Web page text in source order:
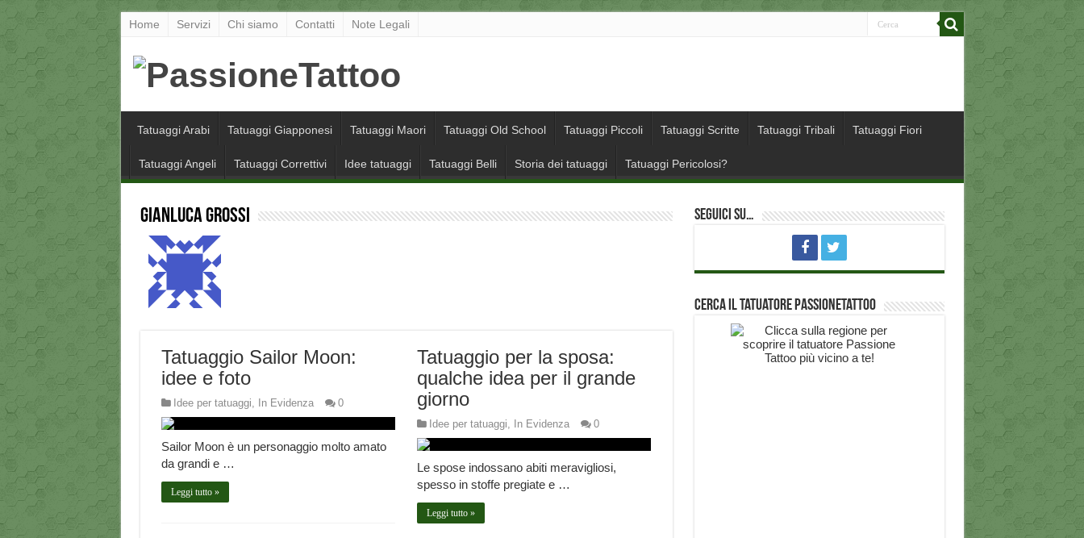
Home Servizi Chi siamo Contatti Note Legali
Tatuaggi Arabi Tatuaggi Giapponesi Tatuaggi Maori Tatuaggi Old School Tatuaggi Piccoli Tatuaggi Scritte Tatuaggi Tribali Tatuaggi Fiori
Tatuaggi Angeli Tatuaggi Correttivi Idee tatuaggi Tatuaggi Belli Storia dei tatuaggi Tatuaggi Pericolosi?
Gianluca Grossi
Tatuaggio Sailor Moon:
idee e foto
Idee per tatuaggi, In Evidenza 0
Sailor Moon è un personaggio molto amato
da grandi e …
Leggi tutto »
Tatuaggio per la sposa:
qualche idea per il grande
giorno
Idee per tatuaggi, In Evidenza 0
Le spose indossano abiti meravigliosi,
spesso in stoffe pregiate e …
Leggi tutto »
Seguici su…
Cerca il Tatuatore PassioneTattoo